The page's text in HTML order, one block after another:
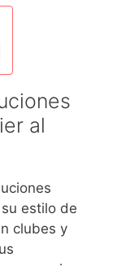
al
estilo de
clubes y